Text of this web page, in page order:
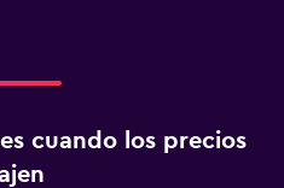
cuando los precios